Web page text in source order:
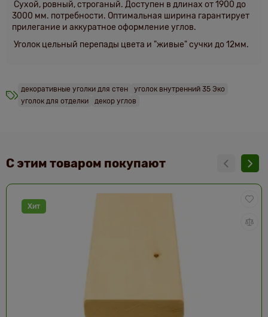
Сухой, ровный, строганый. Доступен в длинах от1900 до
3000 мм. потребности. Оптимальная ширина гарантирует
прилегание и аккуратное оформление углов.
Уголок цельный перепады цвета и "живые" сучки до 12мм.
декоративные уголки для стен
уголок внутренний 35 Эко
уголок для отделки
декор углов
С этим товаром покупают
Хит